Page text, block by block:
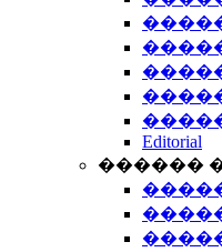
Editorial
������